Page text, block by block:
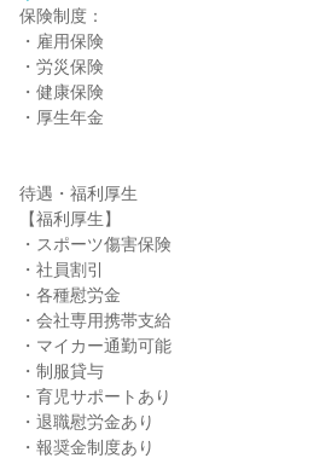
保険制度：
・雇用保険
・労災保険
・健康保険
・厚生年金
待遇・福利厚生
【福利厚生】
・スポーツ傷害保険
・社員割引
・各種慰労金
・会社専用携帯支給
・マイカー通勤可能
・制服貸与
・育児サポートあり
・退職慰労金あり
・報奨金制度あり